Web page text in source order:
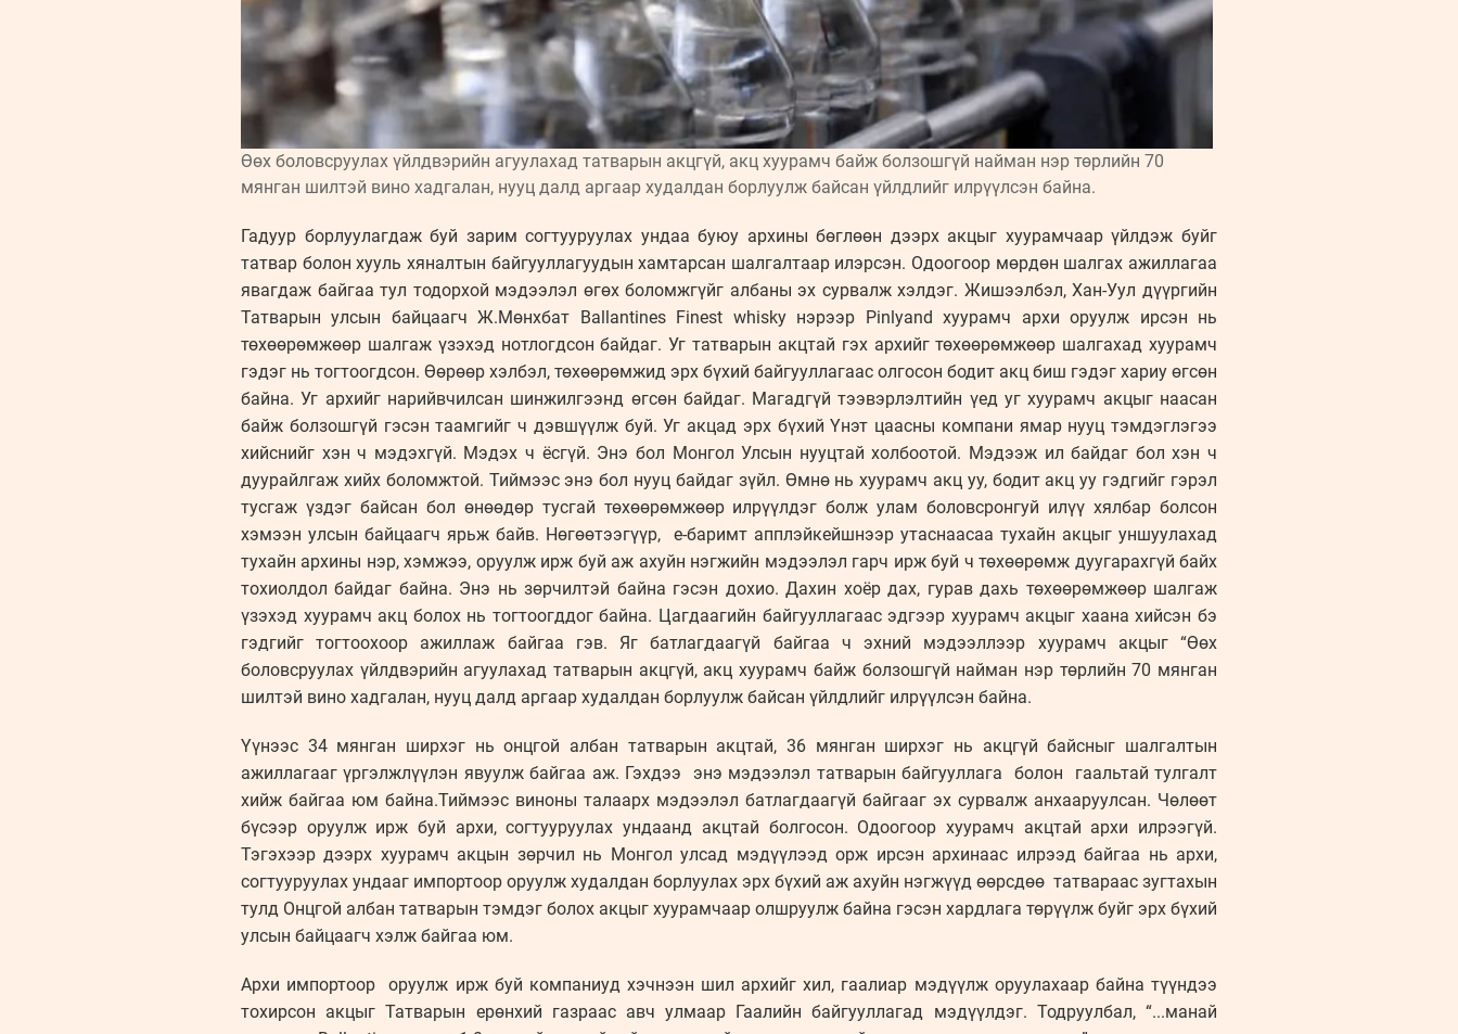
Өөх боловсруулах үйлдвэрийн агуулахад татварын акцгүй, акц хуурамч байж болзошгүй найман нэр төрлийн 70
мянган шилтэй вино хадгалан, нууц далд аргаар худалдан борлуулж байсан үйлдлийг илрүүлсэн байна.
Гадуур борлуулагдаж буй зарим согтууруулах ундаа буюу архины бөглөөн дээрх акцыг хуурамчаар үйлдэж буйг
татвар болон хууль хяналтын байгууллагуудын хамтарсан шалгалтаар илэрсэн. Одоогоор мөрдөн шалгах ажиллагаа
явагдаж байгаа тул тодорхой мэдээлэл өгөх боломжгүйг албаны эх сурвалж хэлдэг. Жишээлбэл, Хан-Уул дүүргийн
Татварын улсын байцаагч Ж.Мөнхбат Ballantines Finest whisky нэрээр Pinlyand хуурамч архи оруулж ирсэн нь
төхөөрөмжөөр шалгаж үзэхэд нотлогдсон байдаг. Уг татварын акцтай гэх архийг төхөөрөмжөөр шалгахад хуурамч
гэдэг нь тогтоогдсон. Өөрөөр хэлбэл, төхөөрөмжид эрх бүхий байгууллагаас олгосон бодит акц биш гэдэг хариу өгсөн
байна. Уг архийг нарийвчилсан шинжилгээнд өгсөн байдаг. Магадгүй тээвэрлэлтийн үед уг хуурамч акцыг наасан
байж болзошгүй гэсэн таамгийг ч дэвшүүлж буй. Уг акцад эрх бүхий Үнэт цаасны компани ямар нууц тэмдэглэгээ
хийснийг хэн ч мэдэхгүй. Мэдэх ч ёсгүй. Энэ бол Монгол Улсын нууцтай холбоотой. Мэдээж ил байдаг бол хэн ч
дуурайлгаж хийх боломжтой. Тиймээс энэ бол нууц байдаг зүйл. Өмнө нь хуурамч акц уу, бодит акц уу гэдгийг гэрэл
тусгаж үздэг байсан бол өнөөдөр тусгай төхөөрөмжөөр илрүүлдэг болж улам боловсронгуй илүү хялбар болсон
хэмээн улсын байцаагч ярьж байв. Нөгөөтээгүүр, е-баримт апплэйкейшнээр утаснаасаа тухайн акцыг уншуулахад
тухайн архины нэр, хэмжээ, оруулж ирж буй аж ахуйн нэгжийн мэдээлэл гарч ирж буй ч төхөөрөмж дуугарахгүй байх
тохиолдол байдаг байна. Энэ нь зөрчилтэй байна гэсэн дохио. Дахин хоёр дах, гурав дахь төхөөрөмжөөр шалгаж
үзэхэд хуурамч акц болох нь тогтоогддог байна. Цагдаагийн байгууллагаас эдгээр хуурамч акцыг хаана хийсэн бэ
гэдгийг тогтоохоор ажиллаж байгаа гэв. Яг батлагдаагүй байгаа ч эхний мэдээллээр хуурамч акцыг “Өөх
боловсруулах үйлдвэрийн агуулахад татварын акцгүй, акц хуурамч байж болзошгүй найман нэр төрлийн 70 мянган
шилтэй вино хадгалан, нууц далд аргаар худалдан борлуулж байсан үйлдлийг илрүүлсэн байна.
Үүнээс 34 мянган ширхэг нь онцгой албан татварын акцтай, 36 мянган ширхэг нь акцгүй байсныг шалгалтын
ажиллагааг үргэлжлүүлэн явуулж байгаа аж. Гэхдээ энэ мэдээлэл татварын байгууллага болон гаальтай тулгалт
хийж байгаа юм байна.Тиймээс виноны талаарх мэдээлэл батлагдаагүй байгааг эх сурвалж анхааруулсан. Чөлөөт
бүсээр оруулж ирж буй архи, согтууруулах ундаанд акцтай болгосон. Одоогоор хуурамч акцтай архи илрээгүй.
Тэгэхээр дээрх хуурамч акцын зөрчил нь Монгол улсад мэдүүлээд орж ирсэн архинаас илрээд байгаа нь архи,
согтууруулах ундааг импортоор оруулж худалдан борлуулах эрх бүхий аж ахуйн нэгжүүд өөрсдөө татвараас зугтахын
тулд Онцгой албан татварын тэмдэг болох акцыг хуурамчаар олшруулж байна гэсэн хардлага төрүүлж буйг эрх бүхий
улсын байцаагч хэлж байгаа юм.
Архи импортоор оруулж ирж буй компаниуд хэчнээн шил архийг хил, гаалиар мэдүүлж оруулахаар байна түүндээ
тохирсон акцыг Татварын ерөнхий газраас авч улмаар Гаалийн байгууллагад мэдүүлдэг. Тодруулбал, “...манай